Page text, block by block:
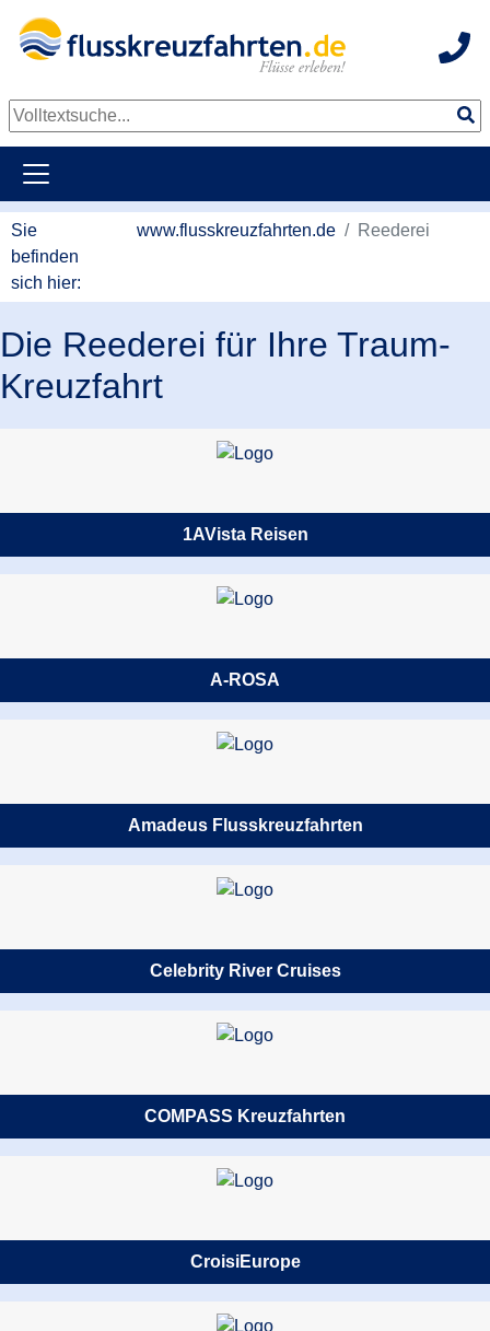
Sie
befinden
sich hier:
www.flusskreuzfahrten.de Reederei
Die Reederei für Ihre Traum-
Kreuzfahrt
1AVista Reisen
A-ROSA
Amadeus Flusskreuzfahrten
Celebrity River Cruises
COMPASS Kreuzfahrten
CroisiEurope